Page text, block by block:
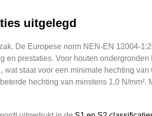
uitgelegd
De Europese norm NEN-EN 12004-
prestaties. Voor houten
staat voor een minimale hechting
hechting van minstens 1,0 N/